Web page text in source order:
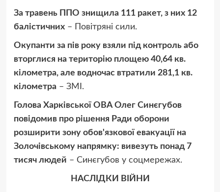
За травень ППО знищила 111 ракет, з них 12
балістичних– Повітряні сили.
Окупанти за пів року взяли під контроль або
вторглися на територію площею 40,64 кв.
кілометра, але водночас втратили 281,1 кв.
кілометра– ЗМІ.
Голова Харківської ОВА Олег Синєгубов
повідомив про рішення Ради оборони
розширити зону обов'язкової евакуації на
Золочівському напрямку: вивезуть понад 7
тисяч людей – Синєгубов у соцмережах.
НАСЛІДКИ ВІЙНИ